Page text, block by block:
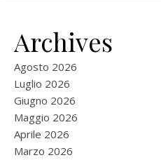
Archives
Agosto 2026
Luglio 2026
Giugno 2026
Maggio 2026
Aprile 2026
Marzo 2026